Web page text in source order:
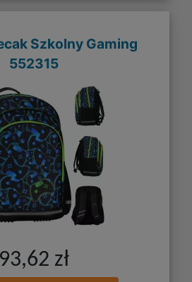
Szkolny Gaming
552315
93,62 zł